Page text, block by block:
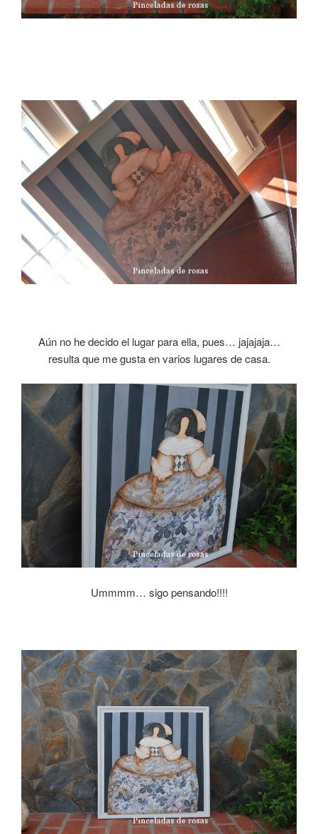
Aún no he decido el lugar para ella, pues… jajajaja…
resulta que me gusta en varios lugares de casa.
Ummmm… sigo pensando!!!!